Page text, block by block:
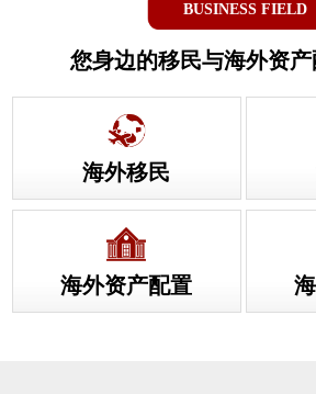
BUSINESS FIELD
您身边的移民与海外资
海外移民
海外资产配置